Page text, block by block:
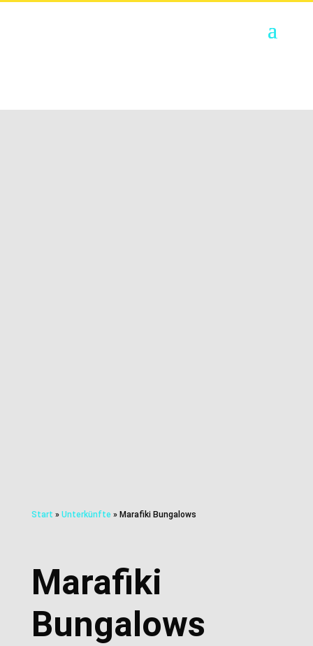
Start » Unterkünfte » Marafiki Bungalows
Marafiki
Bungalows